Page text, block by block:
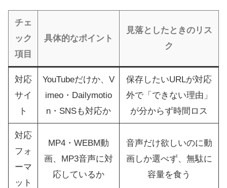
チェ
ック
項目
具体的なポイント
見落としたときのリス
ク
対応
サイ
ト
YouTubeだけか、V
imeo・Dailymotio
n・SNSも対応か
保存したいURLが対応
外で「できない理由」
が分からず時間ロス
対応
フォ
ーマ
ット
MP4・WEBM動
画、MP3音声に対
応しているか
音声だけ欲しいのに動
画しか選べず、無駄に
容量を食う